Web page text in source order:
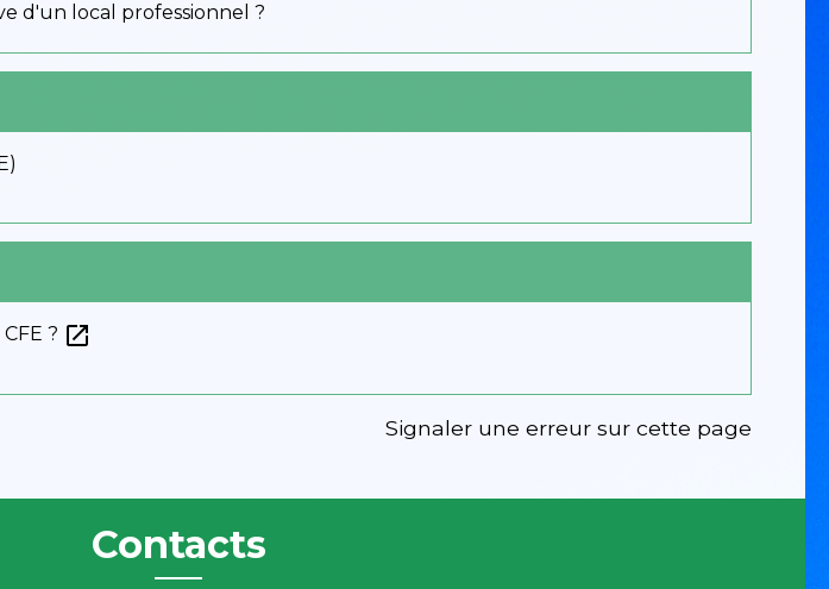
d'un local professionnel ?
? open_in_new
Signaler une erreur sur cette page
Contacts